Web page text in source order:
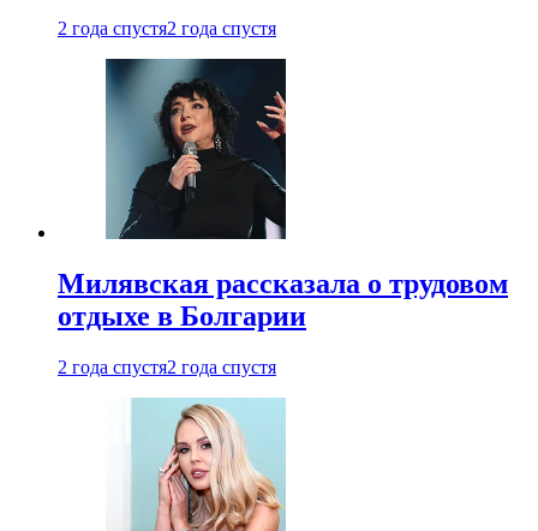
2 года спустя2 года спустя
Милявская рассказала о трудовом
отдыхе в Болгарии
2 года спустя2 года спустя